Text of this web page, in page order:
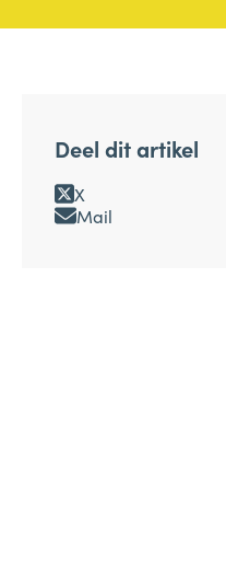
Deel dit artikel
X
Mail